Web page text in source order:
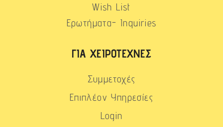
Wish List
Ερωτήματα- Inquiries
ΓΙΑ ΧΕΙΡΟΤΈΧΝΕΣ
Συμμετοχές
Επιπλέον Υπηρεσίες
Login